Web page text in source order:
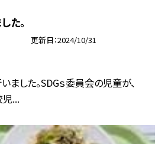
た。
更新日 2024/10/31
ました。SDGｓ委員会の児童が、
...